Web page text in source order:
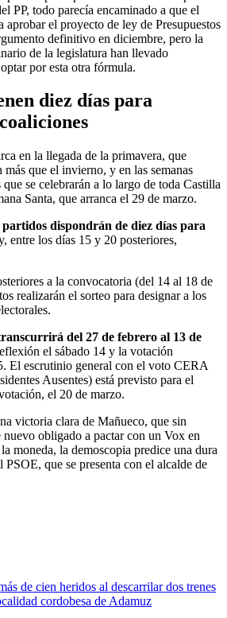
PP, todo parecía encaminado a que el
aprobar el proyecto de ley de Presupuestos
definitivo en diciembre, pero la
de la legislatura han llevado
por esta otra fórmula.
diez días para
en la llegada de la primavera, que
que el invierno, y en las semanas
se celebrarán a lo largo de toda Castilla
Santa, que arranca el 29 de marzo.
partidos dispondrán de diez días para
entre los días 15 y 20 posteriores,
a la convocatoria (del 14 al 18 de
realizarán el sorteo para designar a los
del 27 de febrero al 13 de
el sábado 14 y la votación
El escrutinio general con el voto CERA
Ausentes) está previsto para el
el 20 de marzo.
victoria clara de Mañueco, que sin
nuevo obligado a pactar con un Vox en
moneda, la demoscopia predice una dura
PSOE, que se presenta con el alcalde de
de cien heridos al descarrilar dos trenes
cordobesa de Adamuz